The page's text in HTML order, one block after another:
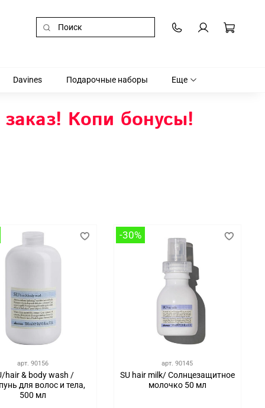
Davines Подарочные наборы Еще
Копи бонусы!
арт.90156
hair & body wash /
для волос и тела,
500 мл
-30%
арт.90145
SU hair milk/ Солнцезащитное
молочко 50 мл